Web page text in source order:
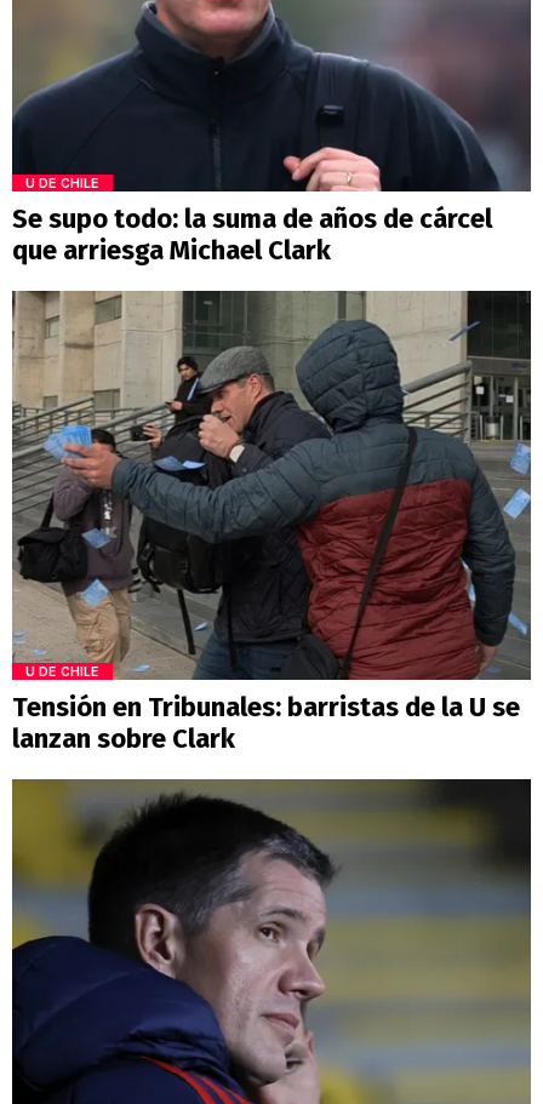
U DE CHILE
Se supo todo: la suma de años de cárcel
que arriesga Michael Clark
U DE CHILE
Tensión en Tribunales: barristas de la U se
lanzan sobre Clark